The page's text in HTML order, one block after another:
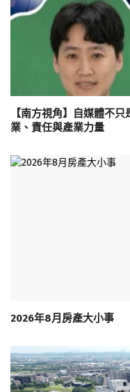
【南方視角】自媒體不
業、責任與產業力量
2026年8月房產大小事